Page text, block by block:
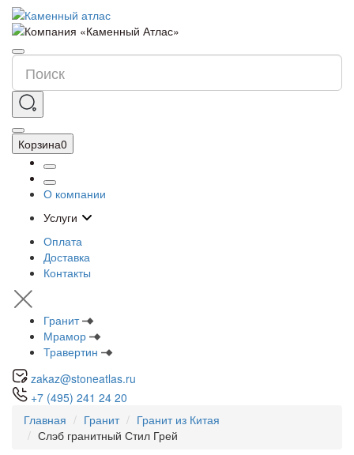
Корзина0
О компании
Услуги
Оплата
Доставка
Контакты
Гранит
Мрамор
Травертин
zakaz@stoneatlas.ru
+7 (495) 241 24 20
Главная
Гранит
Гранит из Китая
Слэб гранитный Стил Грей